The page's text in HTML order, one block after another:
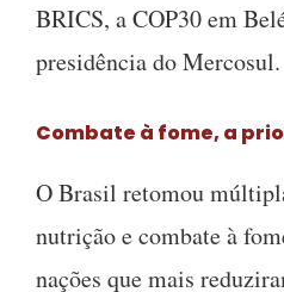
BRICS, a COP30 em
presidência do Mercosul.
Combate à fome, a
O Brasil retomou
nutrição e combate à
nações que mais